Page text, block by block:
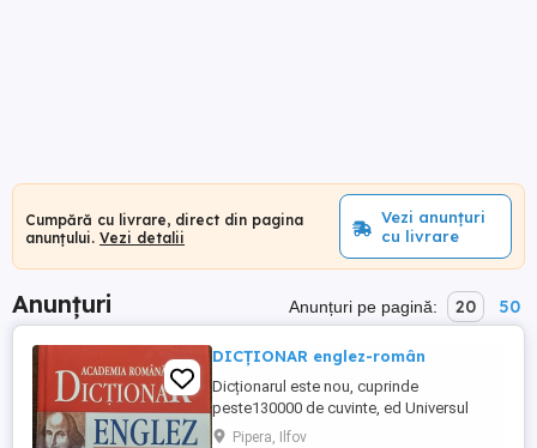
Cumpără cu livrare, direct din pagina
anunțului. Vezi detalii
Vezi anunțuri
cu livrare
Anunțuri Anunțuri pe pagină: 20 50
DICȚIONAR englez-român
Dicționarul este nou, cuprinde
peste130000 de cuvinte, ed Universul
Enciclopedic
Pipera, Ilfov